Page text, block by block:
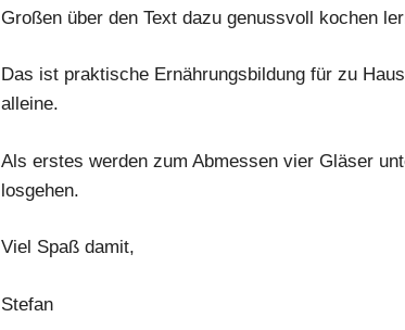
Großen über den Text dazu genussvoll kochen
Das ist praktische Ernährungsbildung für zu
alleine.
Als erstes werden zum Abmessen vier Gläser
losgehen.
Viel Spaß damit,
Stefan